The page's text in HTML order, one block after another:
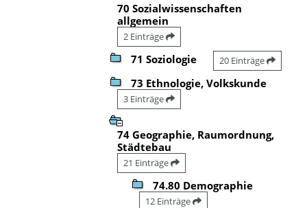
70 Sozialwissenschaften
allgemein
2 Einträge
71 Soziologie 20 Einträge
73 Ethnologie, Volkskunde
3 Einträge
74 Geographie, Raumordnung,
Städtebau
21 Einträge
74.80 Demographie
12 Einträge